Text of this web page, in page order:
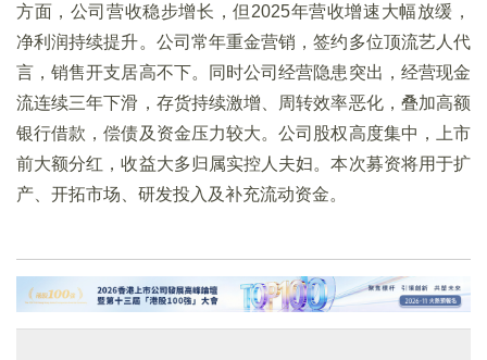
方面，公司营收稳步增长，但2025年营收增速大幅放缓，
净利润持续提升。公司常年重金营销，签约多位顶流艺人代
言，销售开支居高不下。同时公司经营隐患突出，经营现金
流连续三年下滑，存货持续激增、周转效率恶化，叠加高额
银行借款，偿债及资金压力较大。公司股权高度集中，上市
前大额分红，收益大多归属实控人夫妇。本次募资将用于扩
产、开拓市场、研发投入及补充流动资金。